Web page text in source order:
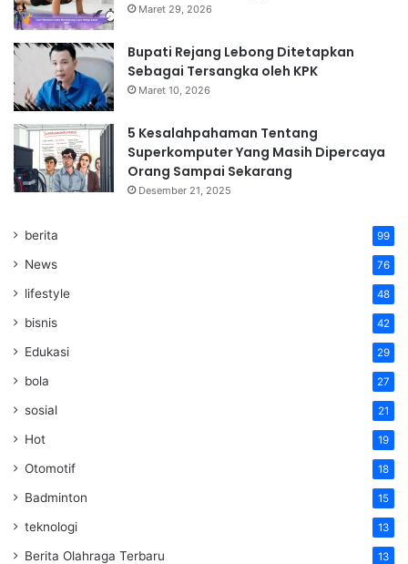
Maret 29, 2026
Bupati Rejang Lebong Ditetapkan
Sebagai Tersangka oleh KPK
Maret 10, 2026
5 Kesalahpahaman Tentang
Superkomputer Yang Masih Dipercaya
Orang Sampai Sekarang
Desember 21, 2025
berita 99
News 76
lifestyle 48
bisnis 42
Edukasi 29
bola 27
sosial 21
Hot 19
Otomotif 18
Badminton 15
teknologi 13
Berita Olahraga Terbaru 13